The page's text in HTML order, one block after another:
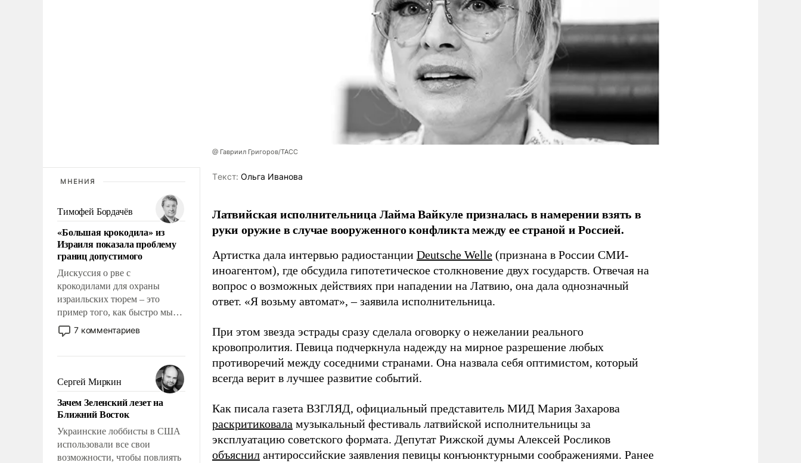
МНЕНИЯ
Тимофей Бордачёв
«Большая крокодила» из
Израиля показала проблему
границ допустимого
Дискуссия о рве с
крокодилами для охраны
израильских тюрем – это
пример того, как быстро мы
двигаемся по пути
революционных изменений.
псевдонаучной фантастики,
стало всерьез обсуждаемой
идеей.
7 комментариев
Сергей Миркин
Зачем Зеленский лезет на
Ближний Восток
Украинские лоббисты в США
использовали все свои
возможности, чтобы повлиять
@ Гавриил Григоров/ТАСС
Tекст: Ольга Иванова
Латвийская исполнительница Лайма Вайкуле призналась в намерении взять в
руки оружие в случае вооруженного конфликта между ее страной и Россией.
Артистка дала интервью радиостанции Deutsche Welle (признана в России СМИ-
иноагентом), где обсудила гипотетическое столкновение двух государств. Отвечая на
вопрос о возможных действиях при нападении на Латвию, она дала однозначный
ответ. «Я возьму автомат», – заявила исполнительница.
При этом звезда эстрады сразу сделала оговорку о нежелании реального
кровопролития. Певица подчеркнула надежду на мирное разрешение любых
противоречий между соседними странами. Она назвала себя оптимистом, который
всегда верит в лучшее развитие событий.
Как писала газета ВЗГЛЯД, официальный представитель МИД Мария Захарова
раскритиковала музыкальный фестиваль латвийской исполнительницы за
эксплуатацию советского формата. Депутат Рижской думы Алексей Росликов
объяснил антироссийские заявления певицы конъюнктурными соображениями. Ранее